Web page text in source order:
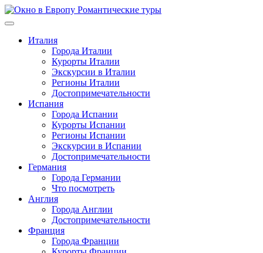
Перейти
к
Италия
Города Италии
Курорты Италии
Экскурсии в Италии
Регионы Италии
Достопримечательности
Испания
Города Испании
Курорты Испании
Регионы Испании
Экскурсии в Испании
Достопримечательности
Германия
Города Германии
Что посмотреть
Англия
Города Англии
Достопримечательности
Франция
Города Франции